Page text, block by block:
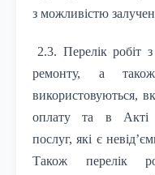
з можливістю
2.3. Перелік робіт
ремонту, а
використовуються,
оплату та в Акті
послуг, які є
Також перелік